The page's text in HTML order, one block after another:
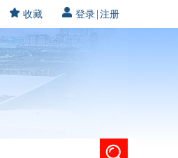
收藏 登录 | 注册